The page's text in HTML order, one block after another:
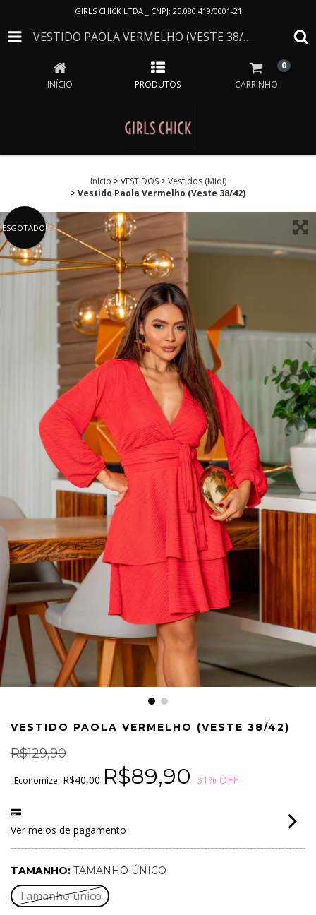
GIRLS CHICK LTDA _ CNPJ: 25.080.419/0001-21
VESTIDO PAOLA VERMELHO (VESTE 38/42)
INÍCIO PRODUTOS CARRINHO
0
Início > VESTIDOS > Vestidos (Midi)
>Vestido Paola Vermelho (Veste 38/42)
ESGOTADO!
VESTIDO PAOLA VERMELHO (VESTE 38/42)
R$129,90
Economize: R$40,00 R$89,90 31 % OFF
Ver meios de pagamento
TAMANHO: TAMANHO ÚNICO
Tamanho único